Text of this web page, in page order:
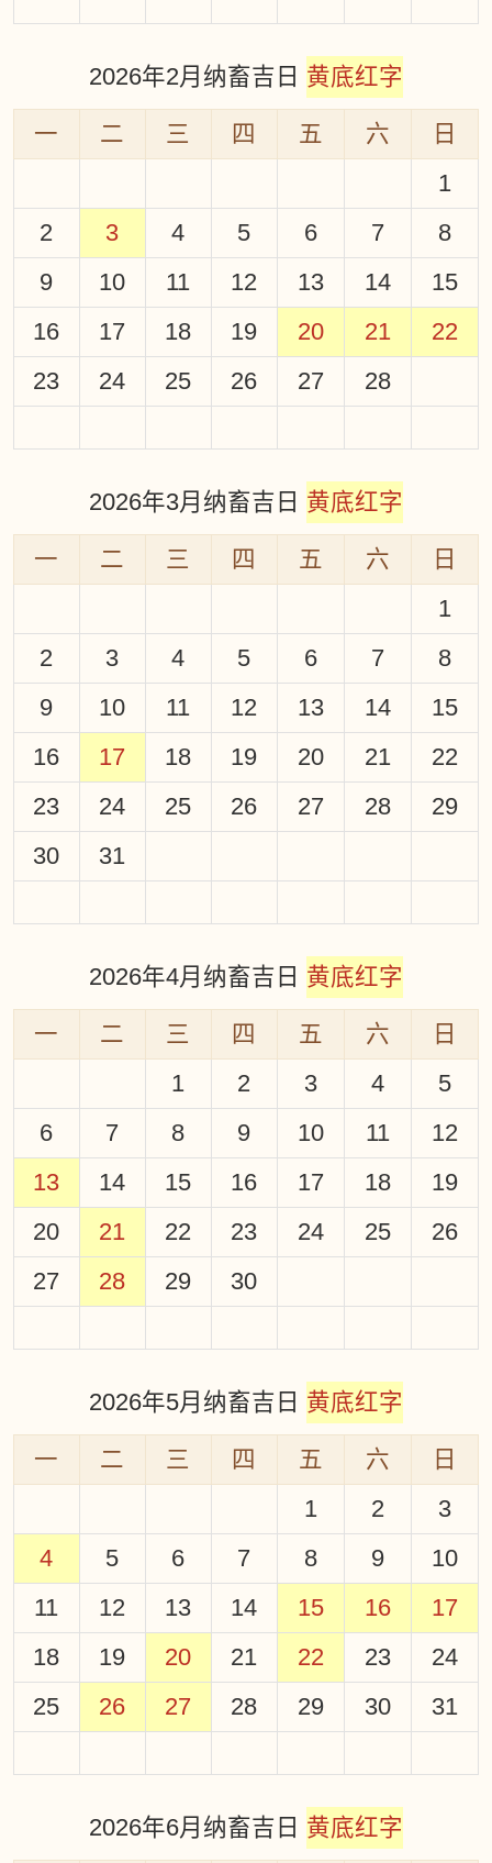
2026年2月纳畜吉日 黄底红字
一 二 三 四 五 六
日
1
2
3 4 5 6 7
8
9
10 11 12 13 14
15
16
17 18 19 20 21
22
23
24 25 26 27 28
2026年3月纳畜吉日 黄底红字
一 二 三 四 五 六
日
1
2
3 4 5 6 7
8
9
10 11 12 13 14
15
16
17 18 19 20 21
22
23
24 25 26 27 28
29
30
31
2026年4月纳畜吉日 黄底红字
一 二 三 四 五 六
日
1
2 3 4
5
6
7 8 9 10 11
12
13
14 15 16 17 18
19
20
21 22 23 24 25
26
27
28 29 30
2026年5月纳畜吉日 黄底红字
一 二 三 四 五 六
日
1
2
3
4
5 6 7 8 9
10
11
12 13 14 15 16
17
18
19 20 21 22 23
24
25
26 27 28 29 30 31
2026年6月纳畜吉日 黄底红字